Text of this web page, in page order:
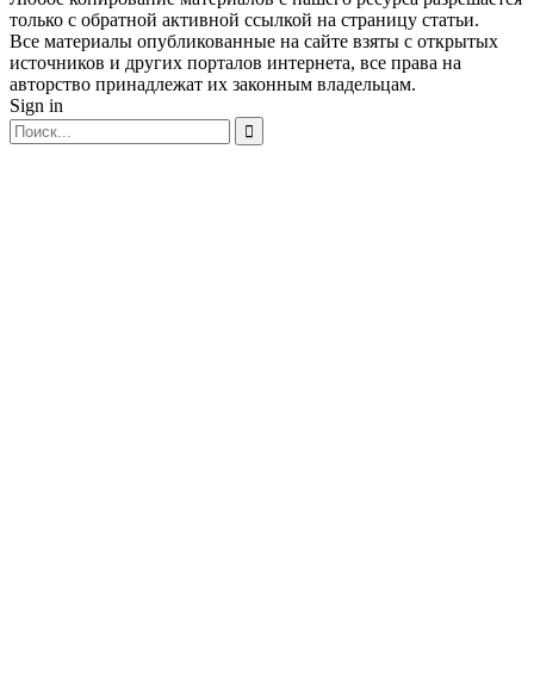
только с обратной активной ссылкой на страницу статьи.
Все материалы опубликованные на сайте взяты с открытых
источников и других порталов интернета, все права на
авторство принадлежат их законным владельцам.
Sign in